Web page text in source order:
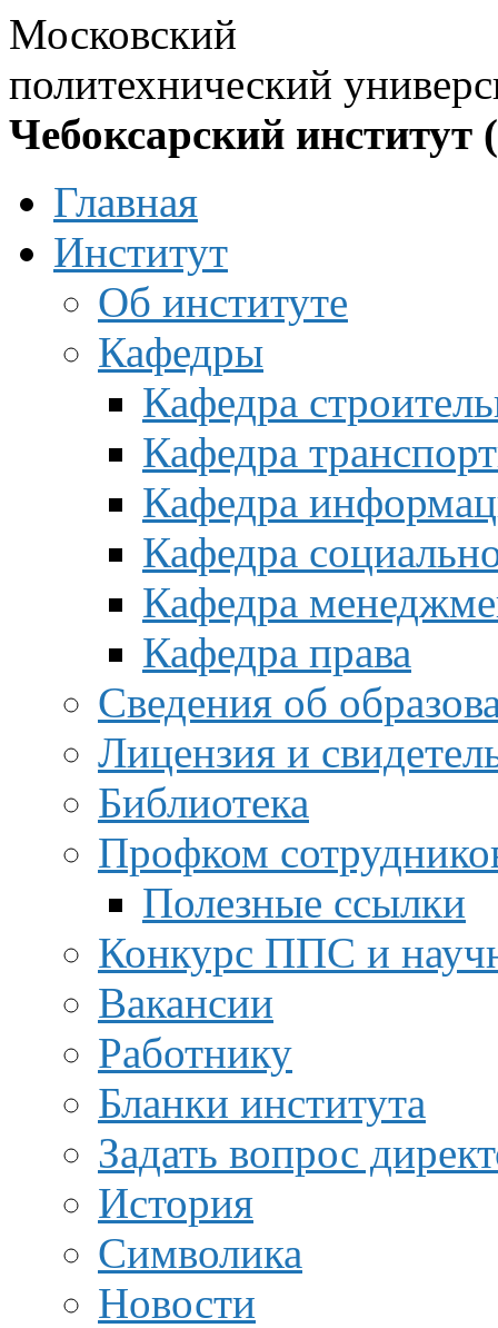
Московский
политехнический
Чебоксарский институт
Главная
Институт
Об институте
Кафедры
Кафедра
Кафедра
Кафедра
Кафедра
Кафедра
Кафедра права
Сведения об
Лицензия и
Библиотека
Профком
Полезные ссылки
Конкурс ППС и
Вакансии
Работнику
Бланки института
Задать вопрос
История
Символика
Новости